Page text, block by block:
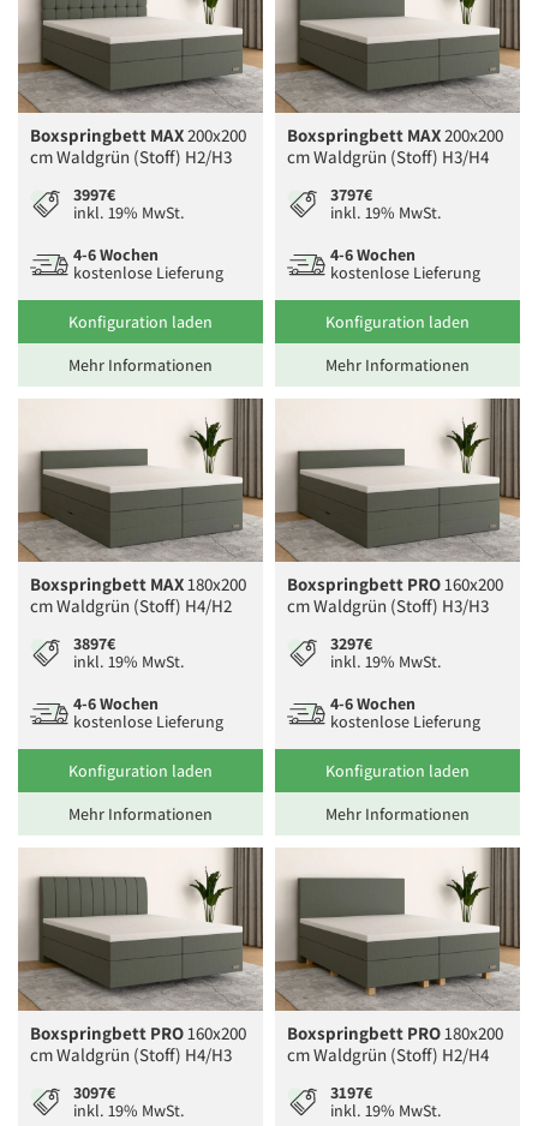
Boxspringbett MAX200x200
cm Waldgrün (Stoff) H2/H3
3997€
inkl. 19% MwSt.
4-6 Wochen
kostenlose Lieferung
Konfiguration laden
Mehr Informationen
Boxspringbett MAX200x200
cm Waldgrün (Stoff) H3/H4
3797€
inkl. 19% MwSt.
4-6 Wochen
kostenlose Lieferung
Konfiguration laden
Mehr Informationen
Boxspringbett MAX180x200
cm Waldgrün (Stoff) H4/H2
3897€
inkl. 19% MwSt.
4-6 Wochen
kostenlose Lieferung
Konfiguration laden
Mehr Informationen
Boxspringbett PRO160x200
cm Waldgrün (Stoff) H3/H3
3297€
inkl. 19% MwSt.
4-6 Wochen
kostenlose Lieferung
Konfiguration laden
Mehr Informationen
Boxspringbett PRO160x200
cm Waldgrün (Stoff) H4/H3
3097€
inkl. 19% MwSt.
Boxspringbett PRO180x200
cm Waldgrün (Stoff) H2/H4
3197€
inkl. 19% MwSt.